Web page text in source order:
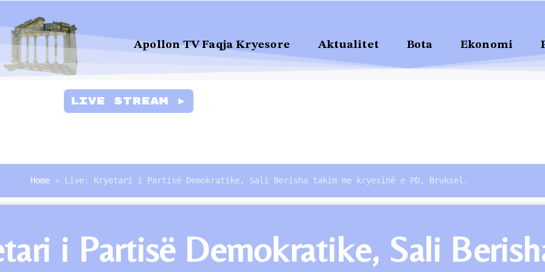
Apollon TV Faqja Kryesore Aktualitet Bota Ekonomi
Live Stream ►
Home » Live: Kryetari i Partisë Demokratike, Sali Berisha takim me kryesinë e PD, Bruksel.
i Partisë Demokratike, Sali